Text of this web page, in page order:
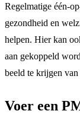
Regelmatige één-
gezondheid en
helpen. Hier kan
aan gekoppeld
beeld te krijgen van
Voer een